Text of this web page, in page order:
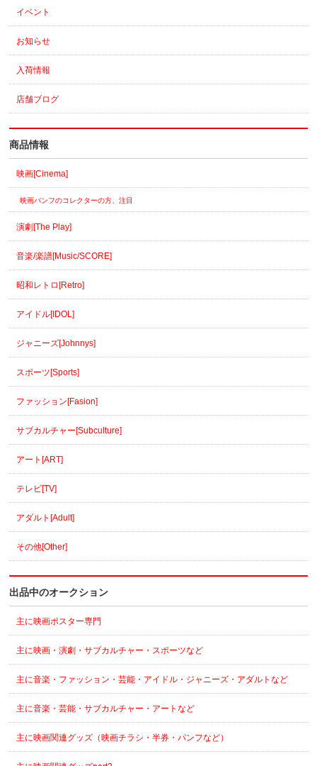
イベント
お知らせ
入荷情報
店舗ブログ
商品情報
映画[Cinema]
映画パンフのコレクターの方、注目
演劇[The Play]
音楽/楽譜[Music/SCORE]
昭和レトロ[Retro]
アイドル[IDOL]
ジャニーズ[Johnnys]
スポーツ[Sports]
ファッション[Fasion]
サブカルチャー[Subculture]
アート[ART]
テレビ[TV]
アダルト[Adult]
その他[Other]
出品中のオークション
主に映画ポスター専門
主に映画・演劇・サブカルチャー・スポーツなど
主に音楽・ファッション・芸能・アイドル・ジャニーズ・アダルトなど
主に音楽・芸能・サブカルチャー・アートなど
主に映画関連グッズ（映画チラシ・半券・パンフなど）